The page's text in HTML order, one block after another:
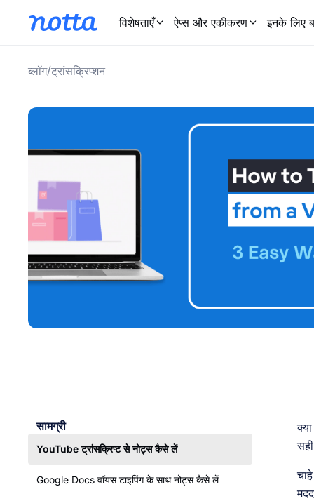
विशेषताएँ ऐप्स और एकीकरण इनके लिए
ब्लॉग/ट्रांसक्रिप्शन
सामग्री
YouTube ट्रांसक्रिप्ट से नोट्स कैसे लें
Google Docs वॉयस टाइपिंग के साथ नोट्स कैसे लें